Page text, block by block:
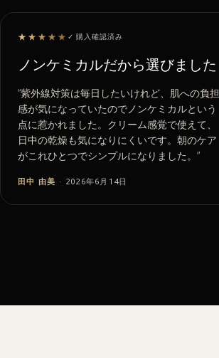
★★★★★ ✓ 購入確認済み
ノンケミカルだから選びました
“紫外線対策は毎日したいけれど、肌への負担
感が気になっていたのでノンケミカルという
点に惹かれました。クリーム感覚で使えて、
日中の乾燥も気になりにくいです。朝のケア
がこれひとつでシンプルになりました。 ”
田中 由美 · 2026年6月14日